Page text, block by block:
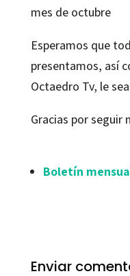
mes de octubre
Esperamos que
presentamos, así
Octaedro Tv, le
Gracias por seguir
Boletín
Enviar